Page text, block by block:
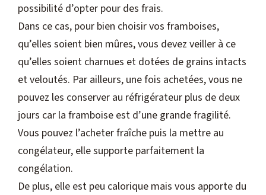
possibilité d’opter pour des frais.
Dans ce cas, pour bien choisir vos framboises,
qu’elles soient bien mûres, vous devez veiller à ce
qu’elles soient charnues et dotées de grains intacts
et veloutés. Par ailleurs, une fois achetées, vous ne
pouvez les conserver au réfrigérateur plus de deux
jours car la framboise est d’une grande fragilité.
Vous pouvez l’acheter fraîche puis la mettre au
congélateur, elle supporte parfaitement la
congélation.
De plus, elle est peu calorique mais vous apporte du